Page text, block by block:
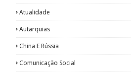
Atualidade
Autarquias
China E Rússia
Comunicação Social